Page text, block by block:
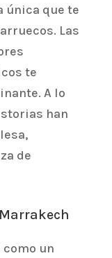
única que te
Las
te
A lo
han
de
un